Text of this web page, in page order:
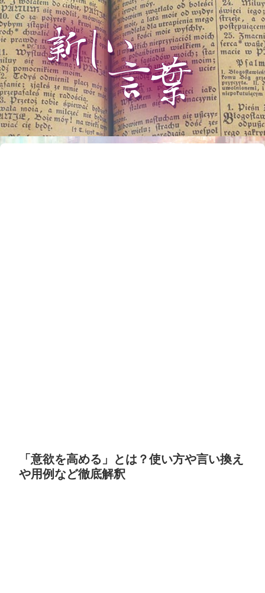
「意欲を高める」とは？使い方や言い換え
や用例など徹底解釈